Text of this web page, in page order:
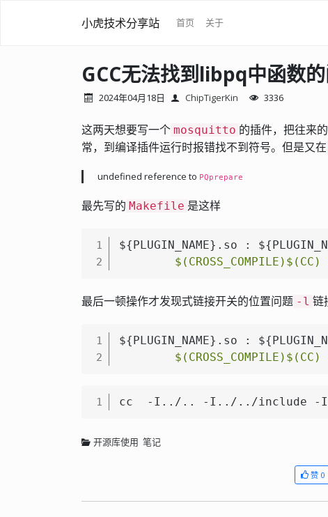
小虎技术分享站 首页 关于
GCC无法找到libpq中函数
2024年04月18日 ChipTigerKin 3336
这两天想要写一个 mosquitto 的插件，把往来的
常，到编译插件运行时报错找不到符号。但是又在
undefined reference to PQprepare
最先写的 Makefile 是这样
1
2
${PLUGIN_NAME}.so :
$(CROSS_COMPILE) $(CC)
最后一顿操作才发现式链接开关的位置问题 -l 链
1
2
${PLUGIN_NAME}.so :
$(CROSS_COMPILE) $(CC)
1 cc  -I../.. -I../../include -I../../
开源库使用 笔记
赞 0